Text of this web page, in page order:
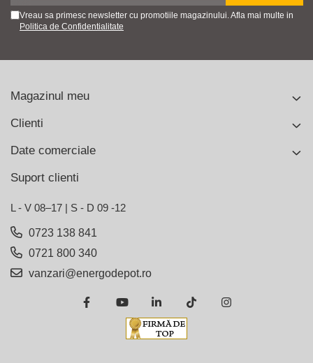
Vreau sa primesc newsletter cu promotiile magazinului. Afla mai multe in
Politica de Confidentialitate
Magazinul meu
Clienti
Date comerciale
Suport clienti
L - V 08–17 | S - D 09 -12
0723 138 841
0721 800 340
vanzari@energodepot.ro